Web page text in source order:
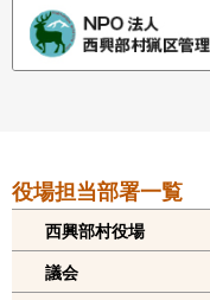
文
戻
役場担当部署一覧
西興部村役場
議会